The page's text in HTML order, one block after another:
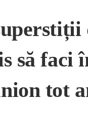
să faci
tot